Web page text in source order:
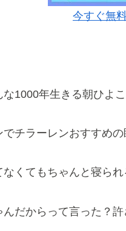
今すぐ無
1000年生きる朝ひよこ
チラーレンおすすめの
くてもちゃんと寝られ
だからって言った？許